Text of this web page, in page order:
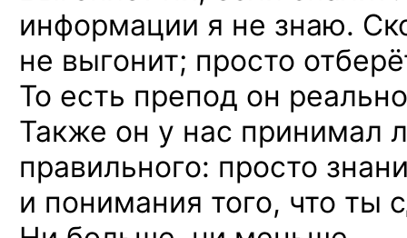
информации я не знаю.
не выгонит; просто
То есть препод он
Также он у нас принимал
правильного: просто
и понимания того, что ты